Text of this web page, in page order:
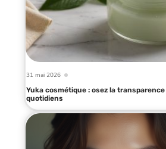
31 mai 2026
Yuka cosmétique : osez la
quotidiens